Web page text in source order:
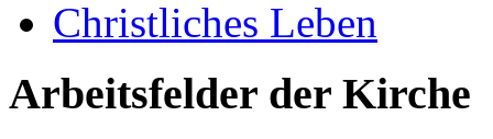
Christliches Leben
Arbeitsfelder der Kirche